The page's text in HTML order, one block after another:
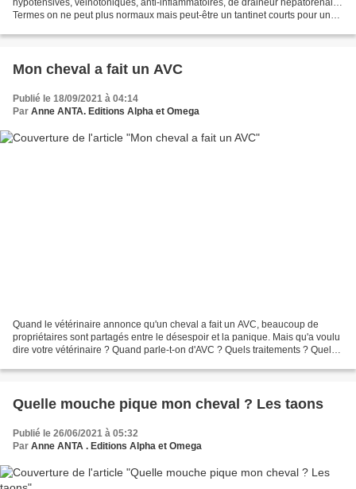
hypotensives, veinotoniques, anti-inflammatoires, de draineur hépatorénal…
Termes on ne peut plus normaux mais peut-être un tantinet courts pour un
Mon cheval a fait un AVC
Publié le 18/09/2021 à 04:14
Par Anne ANTA. Editions Alpha et Omega
Quand le vétérinaire annonce qu'un cheval a fait un AVC, beaucoup de
propriétaires sont partagés entre le désespoir et la panique. Mais qu'a voulu
dire votre vétérinaire ? Quand parle-t-on d'AVC ? Quels traitements ? Quel
Quelle mouche pique mon cheval ? Les taons
Publié le 26/06/2021 à 05:32
Par Anne ANTA . Editions Alpha et Omega